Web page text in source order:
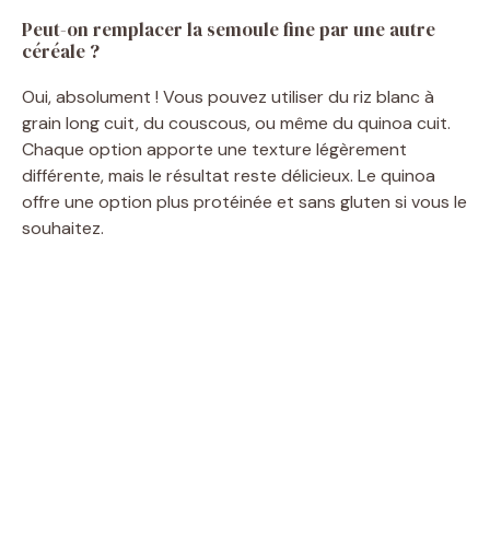
Peut-on remplacer la semoule fine par une autre
céréale ?
Oui, absolument ! Vous pouvez utiliser du riz blanc à
grain long cuit, du couscous, ou même du quinoa cuit.
Chaque option apporte une texture légèrement
différente, mais le résultat reste délicieux. Le quinoa
offre une option plus protéinée et sans gluten si vous le
souhaitez.